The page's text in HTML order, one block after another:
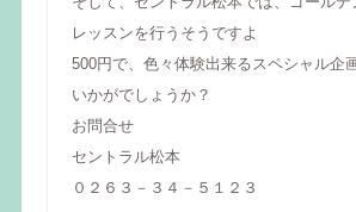
レッスンを行うそうですよ
500円で、色々体験出来るスペシャル企
いかがでしょうか？
お問合せ
セントラル松本
０２６３－３４－５１２３